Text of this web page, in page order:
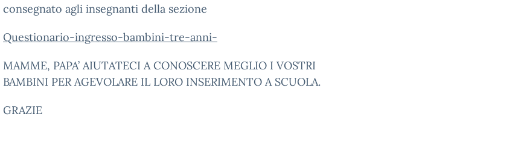
consegnato agli insegnanti della sezione
Questionario-ingresso-bambini-tre-anni-
MAMME, PAPA’ AIUTATECI A CONOSCERE MEGLIO I VOSTRI
BAMBINI PER AGEVOLARE IL LORO INSERIMENTO A SCUOLA.
GRAZIE